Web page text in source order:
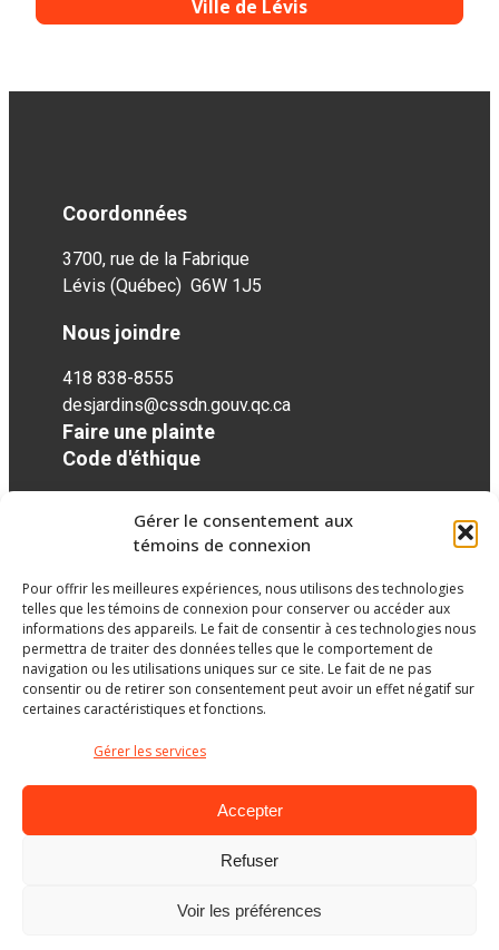
Gérer le consentement aux
témoins de connexion
Pour offrir les meilleures expériences, nous utilisons des technologies
telles que les témoins de connexion pour conserver ou accéder aux
informations des appareils. Le fait de consentir à ces technologies nous
permettra de traiter des données telles que le comportement de
navigation ou les utilisations uniques sur ce site. Le fait de ne pas
consentir ou de retirer son consentement peut avoir un effet négatif sur
certaines caractéristiques et fonctions.
Gérer les services
Accepter
Refuser
Voir les préférences
Ville de Lévis
Coordonnées
3700, rue de la Fabrique
Lévis (Québec) G6W 1J5
Nous joindre
418 838-8555
desjardins@cssdn.gouv.qc.ca
Faire une plainte
Code d'éthique
Réseaux sociaux
facebook
Ministère de l’Éducation